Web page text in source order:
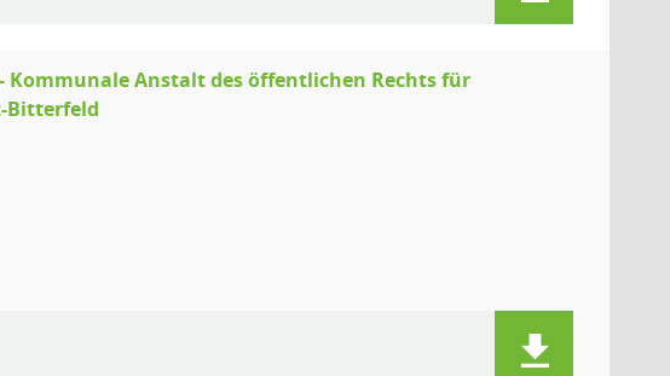
Kommunale Anstalt des öffentlichen Rechts für
Bitterfeld